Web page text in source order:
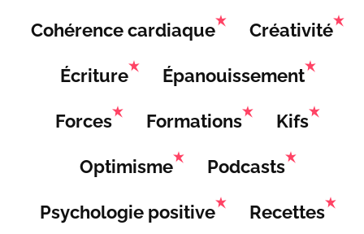
Cohérence cardiaque Créativité
Écriture Épanouissement
Forces Formations Kifs
Optimisme Podcasts
Psychologie positive Recettes